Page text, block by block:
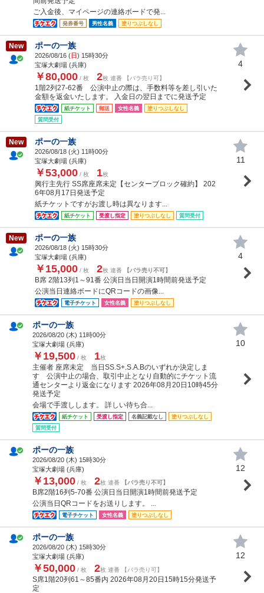
ご入金後、マイページの連絡ボードで発...
発券番号 男性名義 塗りつぶしなし
New ポーの一族
2026/08/16 (日) 15時30分
宝塚大劇場 (兵庫)
￥80,000 / 枚 2枚 連番 【バラ売り可】
1階2列27-62番 公演中止の際は、手数料等を差し引いた
金額を返金いたします。 入金日の翌日までに発送予定
紙チケット 郵送 女性名義
塗りつぶしなし
質問受付
4
New ポーの一族
2026/08/18 (火) 11時00分
宝塚大劇場 (兵庫)
￥53,000 / 枚 1枚
興行主先行 SS席座席未定【センターブロック確約】 202
6年08月17日発送予定
紙チケットですがお渡し時は異なります...
紙チケット 受渡し指定 塗りつぶしなし 質問受付
11
New ポーの一族
2026/08/18 (火) 15時30分
宝塚大劇場 (兵庫)
￥15,000 / 枚 2枚 連番 【バラ売り不可】
B席 2階13列1～91番 公演日当日開演1時間前発送予定
公演当日連絡ボードにQRコードの画像...
電子チケット 女性名義 塗りつぶしなし
4
ポーの一族
2026/08/20 (木) 11時00分
宝塚大劇場 (兵庫)
￥19,500 / 枚 1枚
主催者 座席未定 当日SS.S+.S.A.Bのいずれか決定しま
す 公演中止の場合、取引中止となり自動的にチケット流
通センターより返金になります 2026年08月20日10時45分
発送予定
会場で手渡しします。 詳しい待ち合...
紙チケット 受渡し指定 名義記載なし
塗りつぶしなし
質問受付
10
ポーの一族
2026/08/20 (木) 15時30分
宝塚大劇場 (兵庫)
￥13,000 / 枚 2枚 連番 【バラ売り不可】
B席2階16列5-70番 公演日当日開演1時間前発送予定
公演当日QRコードをお送りします。 ...
電子チケット 女性名義 塗りつぶしなし
12
ポーの一族
2026/08/20 (木) 15時30分
宝塚大劇場 (兵庫)
￥50,000 / 枚 2枚 連番 【バラ売り可】
S席1階20列61～85番内 2026年08月20日15時15分発送予
定
12